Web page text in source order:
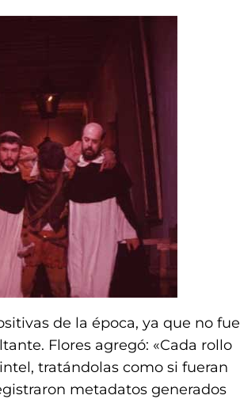
de la época, ya que no fue
Flores agregó: «Cada rollo
tratándolas como si fueran
metadatos generados